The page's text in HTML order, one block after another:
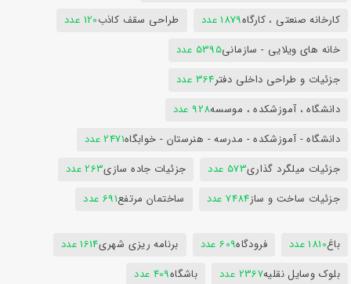
کارخانه صنعتی ، کارگاه1879 عدد طراحی سقف کاذب120 عدد
خانه های ویلایی - سازمانی5395 عدد
جزئیات و طراحی داخلی دفتر364 عدد
دانشگاه ، آموزشکده ، موسسه928 عدد
دانشگاه - آموزشکده - مدرسه - هنرستان - خوابگاه2471 عدد
جزئیات میلگرد گذاری573 عدد جزئیات جاده سازی263 عدد
جزئیات ساخت و ساز7484 عدد ساختمان مرتفع691 عدد
باغ1810 عدد فرودگاه609 عدد برنامه ریزی شهری1614 عدد
بلوک وسایل نقلیه2367 عدد باشگاه409 عدد